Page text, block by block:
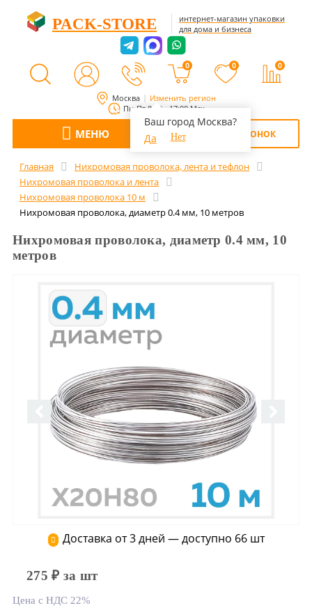
Москва Изменить регион
Ваш город Москва?
Да
Нет
Пн-Пт 8:00 - 17:00 Мск
PACK-STORE
интернет-магазин упаковки
для дома и бизнеса
0 0 0
МЕНЮ ОБРАТНЫЙ ЗВОНОК
Главная
Нихромовая проволока, лента и тефлон
Нихромовая проволока и лента
Нихромовая проволока 10 м
Нихромовая проволока, диаметр 0.4 мм, 10 метров
Нихромовая проволока, диаметр 0.4 мм, 10
метров
Доставка от 3 дней — доступно 66 шт
275 ₽ за шт
Цена с НДС 22%